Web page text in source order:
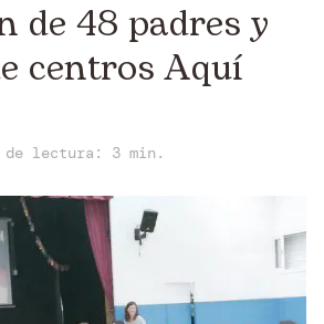
de 48 padres y
centros Aquí
de lectura: 3 min.